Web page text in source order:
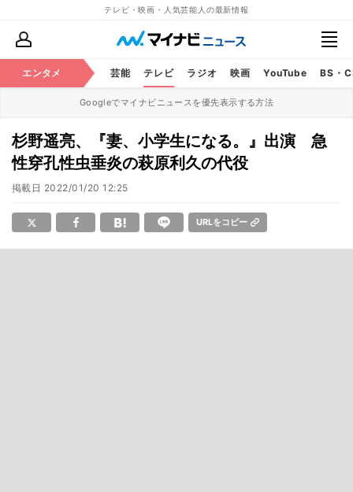
テレビ・映画・人気芸能人の最新情報
エンタメ 芸能 テレビ ラジオ 映画 YouTube BS・
Googleでマイナビニュースを優先表示する方法
杉野遥亮、『妻、小学生になる。』出演 急
性穿孔性虫垂炎の萩原利久の代役
掲載日 2022/01/20 12:25
URLをコピー